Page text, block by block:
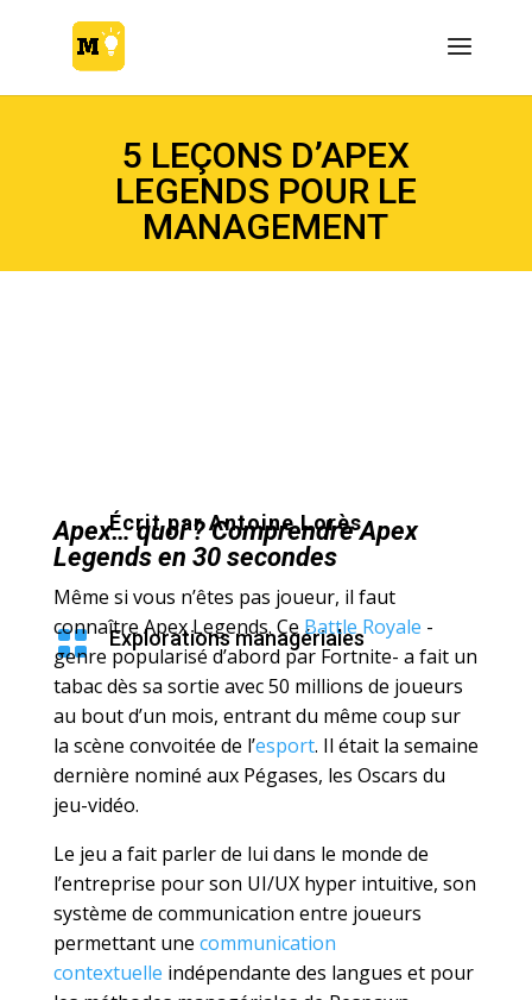
5 LEÇONS D’APEX
LEGENDS POUR LE
MANAGEMENT
Écrit parAntoine Lorès
 Explorations managériales
Apex… quoi ? Comprendre Apex
Legends en 30 secondes
Même si vous n’êtes pas joueur, il faut
connaître Apex Legends. Ce Battle Royale -
genre popularisé d’abord par Fortnite- a fait un
tabac dès sa sortie avec 50 millions de joueurs
au bout d’un mois, entrant du même coup sur
la scène convoitée de l’esport. Il était la semaine
dernière nominé aux Pégases, les Oscars du
jeu-vidéo.
Le jeu a fait parler de lui dans le monde de
l’entreprise pour son UI/UX hyper intuitive, son
système de communication entre joueurs
permettant une communication
contextuelle indépendante des langues et pour